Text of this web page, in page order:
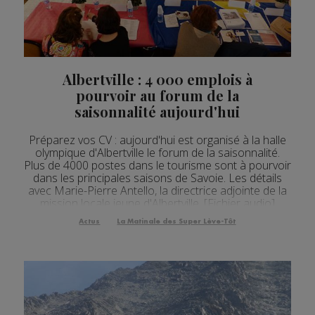
05.08.2026 Actualités Régionales 08h04 2'34"
05.08.2026 Actualités Régionales 07h34 2'34"
Actualités Régionales 10h03
Actualités Régionales 09h34
04.08.2026 Actualités Régionales 09h04 2'47"
04.08.2026 Actualités Régionales 08h33 2'36"
04.08.2026 Actualités Régionales 07h07 3'06"
Actualités Régionales 13h04 2'24"
Albertville : 4 000 emplois à
pourvoir au forum de la
saisonnalité aujourd'hui
Préparez vos CV : aujourd'hui est organisé à la halle
olympique d'Albertville le forum de la saisonnalité.
Plus de 4000 postes dans le tourisme sont à pourvoir
dans les principales saisons de Savoie. Les détails
avec Marie-Pierre Antello, la directrice adjointe de la
mission locale jeune d'Albertville. [Fichier audio]
Rendez-vous aujourd'hui à la halle olympique
d'Albertville, de 9h30 à 16 heu...
Actus La Matinale des Super Lève-Tôt